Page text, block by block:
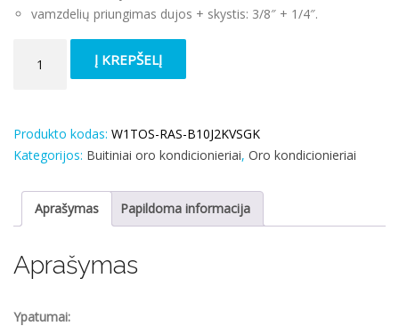
vamzdelių priungimas dujos + skystis: 3/8″ + 1/4″.
kiekis:
Toshiba
Shorai
2.5/3.2kW
Į KREPŠELĮ
Produkto kodas: W1TOS-RAS-B10J2KVSGK
Kategorijos: Buitiniai oro kondicionieriai, Oro kondicionieriai
Aprašymas Papildoma informacija
Aprašymas
Ypatumai: